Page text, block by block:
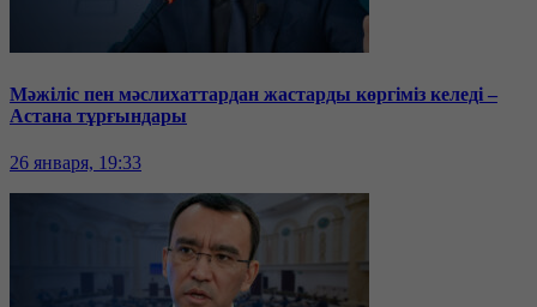
Мәжіліс пен мәслихаттардан жастарды көргіміз келеді –
Астана тұрғындары
26 января, 19:33